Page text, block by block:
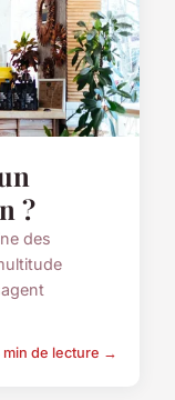
?
des
min de lecture →